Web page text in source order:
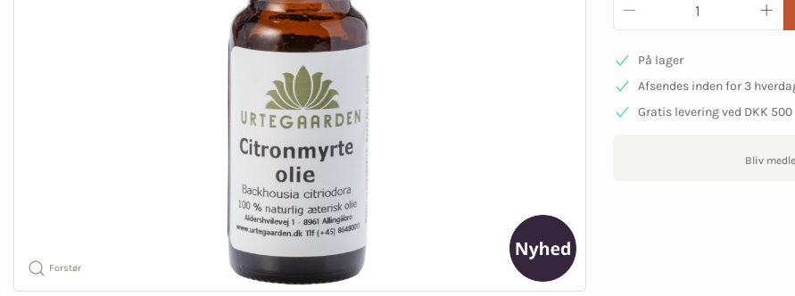
Forstør
På lager
Afsendes inden for 3
Gratis levering ved DKK 500
Bliv